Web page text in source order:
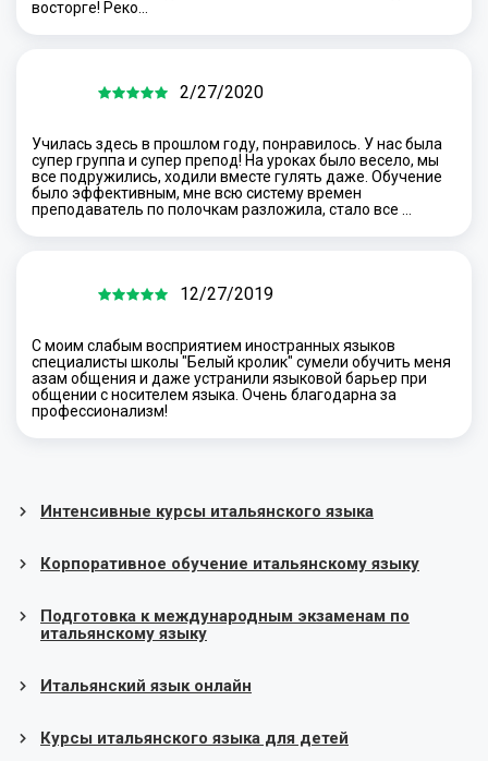
восторге! Реко…
2/27/2020
Училась здесь в прошлом году, понравилось. У нас была
супер группа и супер препод! На уроках было весело, мы
все подружились, ходили вместе гулять даже. Обучение
было эффективным, мне всю систему времен
преподаватель по полочкам разложила, стало все …
12/27/2019
С моим слабым восприятием иностранных языков
специалисты школы "Белый кролик" сумели обучить меня
азам общения и даже устранили языковой барьер при
общении с носителем языка. Очень благодарна за
профессионализм!
Интенсивные курсы итальянского языка
Корпоративное обучение итальянскому языку
Подготовка к международным экзаменам по
итальянскому языку
Итальянский язык онлайн
Курсы итальянского языка для детей